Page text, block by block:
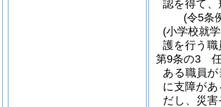
認を得て
(令5条
(小学校就
護を行う
第9条の3
ある職員
に支障が
だし、災